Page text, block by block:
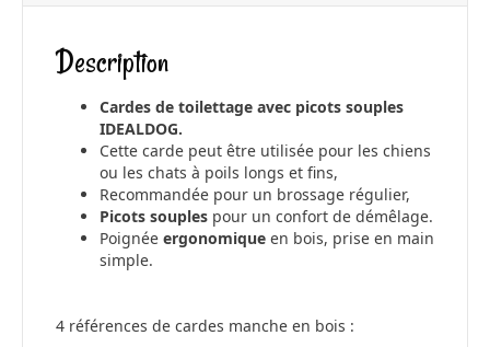
b
o
o
l
Description
Cardes de toilettage avec picots souples
IDEALDOG.
Cette carde peut être utilisée pour les chiens
ou les chats à poils longs et fins,
Recommandée pour un brossage régulier,
Picots souples pour un confort de démêlage.
Poignée ergonomique en bois, prise en main
simple.
4 références de cardes manche en bois :